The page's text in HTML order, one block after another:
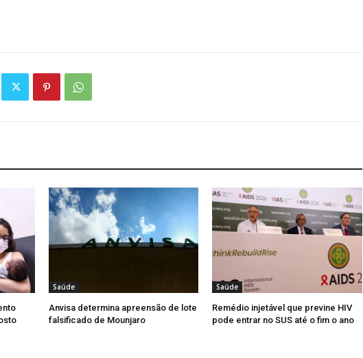
Saúde
Anvisa determina apreensão de lote
falsificado de Mounjaro
Saúde
Remédio injetável que previne HIV
pode entrar no SUS até o fim o ano